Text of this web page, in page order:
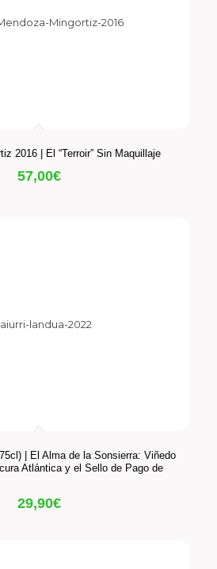
2016 | El “Terroir” Sin Maquillaje
57,00€
| El Alma de la Sonsierra: Viñedo
Atlántica y el Sello de Pago de
29,90€